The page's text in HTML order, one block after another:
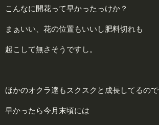
こんなに開花って早かったっけか？
まぁいい、花の位置もいいし肥料切れも
起こして無さそうですし。
ほかのオクラ達もスクスクと成長してるので
早かったら今月末頃には